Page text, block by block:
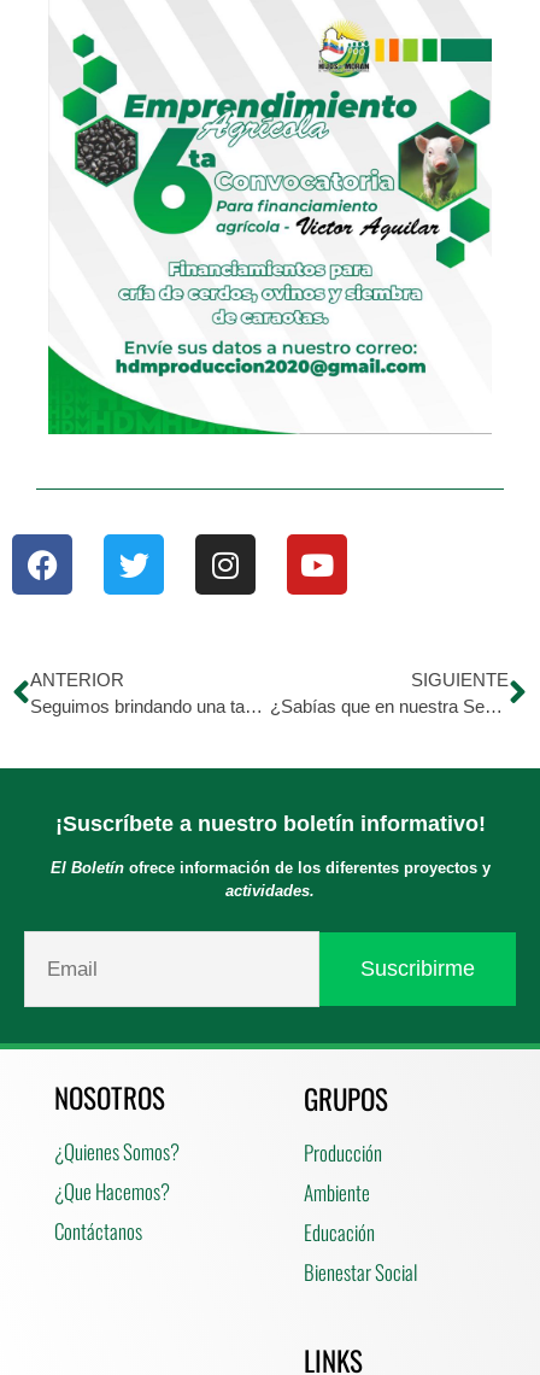
ANTERIOR
Seguimos brindando una taza de sopa a quienes más la necesitan en la sede de la Olla Solidaria
SIGUIENTE
¿Sabías que en nuestra Sede de la Olla Solidarias los voluntarios mantienen un huerto?
¡Suscríbete a nuestro boletín informativo!
El Boletínofrece información de los diferentes proyectos y
actividades.
NOSOTROS
¿Quienes Somos?
¿Que Hacemos?
Contáctanos
GRUPOS
Producción
Ambiente
Educación
Bienestar Social
LINKS